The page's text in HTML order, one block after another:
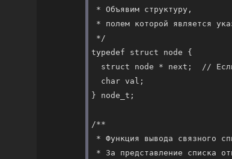
* Объявим структуру,
* полем которой является
*/
typedef
struct node {
struct node * next; //
char val;
} node_t ;
/**
* Функция вывода связного
* За представление списка